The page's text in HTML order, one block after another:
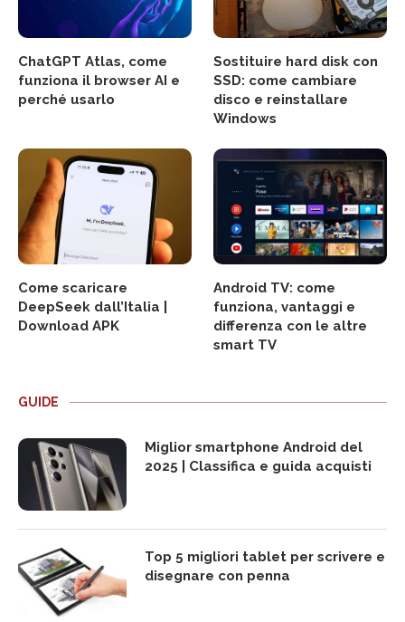
ChatGPT Atlas, come
funziona il browser AI e
perché usarlo
Sostituire hard disk con
SSD: come cambiare
disco e reinstallare
Windows
Come scaricare
DeepSeek dall’Italia |
Download APK
Android TV: come
funziona, vantaggi e
differenza con le altre
smart TV
GUIDE
Miglior smartphone Android del
2025 | Classifica e guida acquisti
Top 5 migliori tablet per scrivere e
disegnare con penna